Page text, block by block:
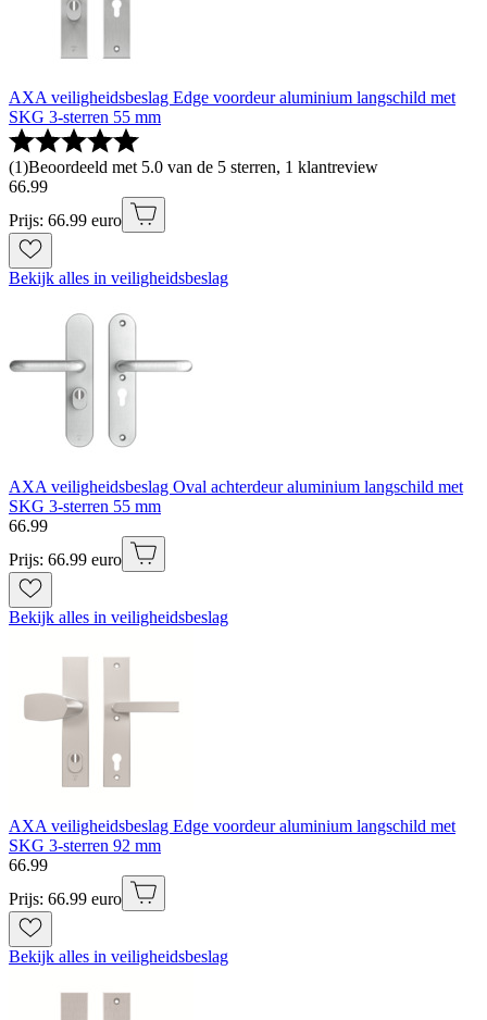
AXA veiligheidsbeslag Edge voordeur aluminium langschild met
SKG 3-sterren 55 mm
(1)Beoordeeld met 5.0 van de 5 sterren, 1 klantreview
66.99
Prijs: 66.99 euro
Bekijk alles in veiligheidsbeslag
AXA veiligheidsbeslag Oval achterdeur aluminium langschild met
SKG 3-sterren 55 mm
66.99
Prijs: 66.99 euro
Bekijk alles in veiligheidsbeslag
AXA veiligheidsbeslag Edge voordeur aluminium langschild met
SKG 3-sterren 92 mm
66.99
Prijs: 66.99 euro
Bekijk alles in veiligheidsbeslag